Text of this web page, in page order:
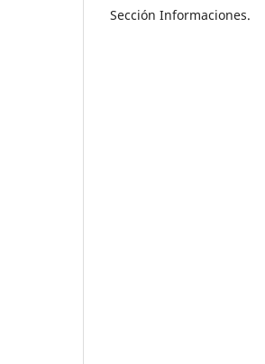
Sección Informaciones.